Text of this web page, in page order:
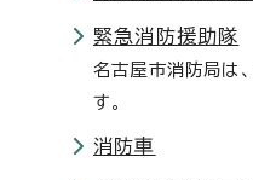
緊急消防援助隊
名古屋市消防局は
す。
消防車